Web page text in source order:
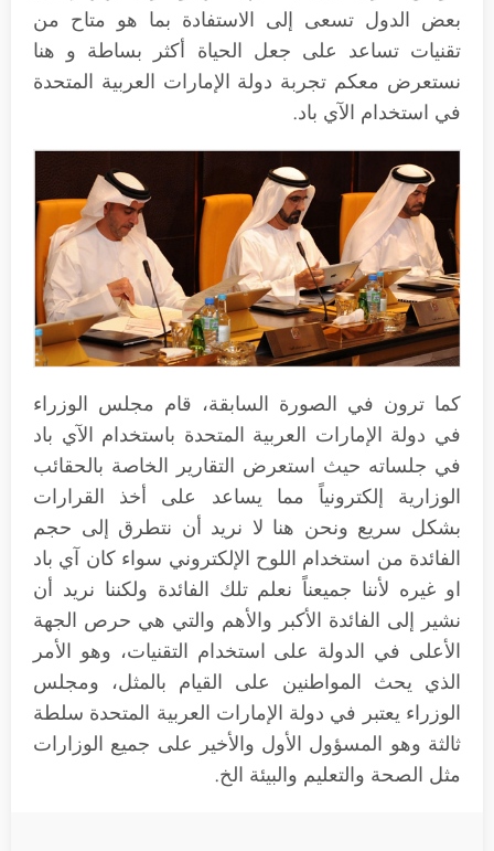
بعض الدول تسعى إلى الاستفادة بما هو متاح من
تقنيات تساعد على جعل الحياة أكثر بساطة و هنا
نستعرض معكم تجربة دولة الإمارات العربية المتحدة
في استخدام الآي باد.
كما ترون في الصورة السابقة، قام مجلس الوزراء
في دولة الإمارات العربية المتحدة باستخدام الآي باد
في جلساته حيث استعرض التقارير الخاصة بالحقائب
الوزارية إلكترونياً مما يساعد على أخذ القرارات
بشكل سريع ونحن هنا لا نريد أن نتطرق إلى حجم
الفائدة من استخدام اللوح الإلكتروني سواء كان آي باد
او غيره لأننا جميعناً نعلم تلك الفائدة ولكننا نريد أن
نشير إلى الفائدة الأكبر والأهم والتي هي حرص الجهة
الأعلى في الدولة على استخدام التقنيات، وهو الأمر
الذي يحث المواطنين على القيام بالمثل، ومجلس
الوزراء يعتبر في دولة الإمارات العربية المتحدة سلطة
ثالثة وهو المسؤول الأول والأخير على جميع الوزارات
مثل الصحة والتعليم والبيئة الخ.